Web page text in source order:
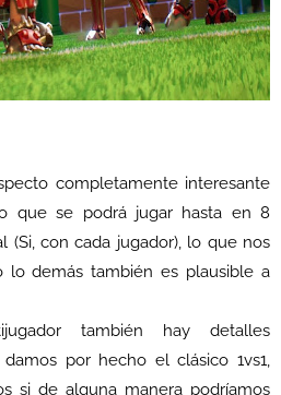
completamente interesante
que se podrá jugar hasta en 8
(Si, con cada jugador), lo que nos
lo demás también es plausible a
también hay detalles
por hecho el clásico 1vs1,
si de alguna manera podríamos